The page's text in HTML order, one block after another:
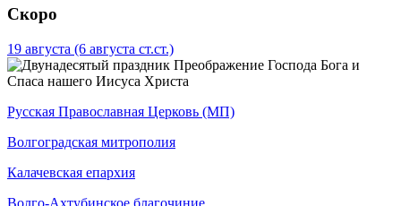
Скоро
19 августа (6 августа ст.ст.)
Преображение Господа Бога и
Спаса нашего Иисуса Христа
Русская Православная Церковь (МП)
Волгоградская митрополия
Калачевская епархия
Волго-Ахтубинское благочиние